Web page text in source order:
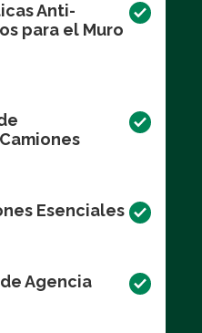
Anti-
para el Muro
Esenciales
Agencia